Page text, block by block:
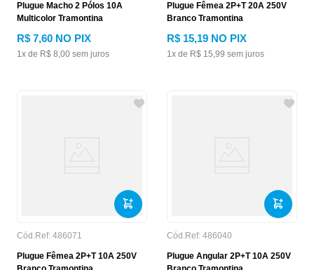
Plugue Macho 2 Pólos 10A
Multicolor Tramontina
R$ 7,60 NO PIX
1x de R$ 8,00 sem juros
Plugue Fêmea 2P+T 20A 250V
Branco Tramontina
R$ 15,19 NO PIX
1x de R$ 15,99 sem juros
Cód.Ref: 486071
Plugue Fêmea 2P+T 10A 250V
Cód.Ref: 486040
Plugue Angular 2P+T 10A 250V